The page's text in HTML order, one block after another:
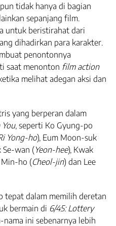
tidak hanya di bagian
sepanjang film.
untuk beristirahat dari
dihadirkan para karakter.
penontonnya
saat menonton film action
melihat adegan aksi dan
yang berperan dalam
, seperti Ko Gyung-po
Yong-ho), Eum Moon-suk
Se-wan (Yeon-hee), Kwak
Min-ho (Cheol-jin) dan Lee
tepat dalam memilih deretan
bermain di 6/45: Lottery
nama ini sebenarnya lebih